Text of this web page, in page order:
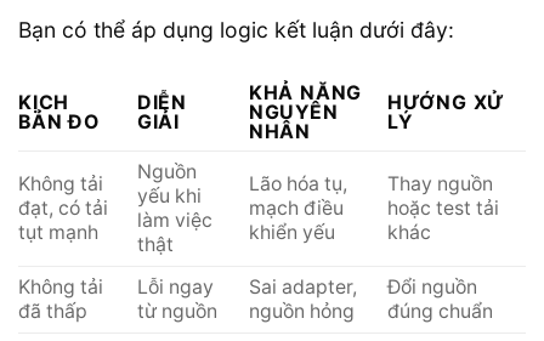
Bạn có thể áp dụng logic kết luận dưới đây:
KỊCH
BẢN ĐO
DIỄN
GIẢI
KHẢ NĂNG
NGUYÊN
NHÂN
HƯỚNG XỬ
LÝ
Không tải
đạt, có tải
tụt mạnh
Nguồn
yếu khi
làm việc
thật
Lão hóa tụ,
mạch điều
khiển yếu
Thay nguồn
hoặc test tải
khác
Không tải
đã thấp
Lỗi ngay
từ nguồn
Sai adapter,
nguồn hỏng
Đổi nguồn
đúng chuẩn